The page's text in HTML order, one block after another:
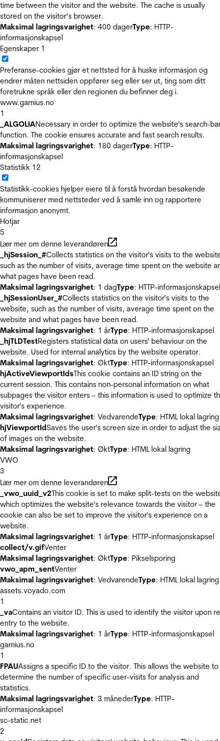
time between the visitor and the website. The cache is usually
stored on the visitor’s browser.
Maksimal lagringsvarighet: 400 dagerType: HTTP-
informasjonskapsel
Egenskaper 1
Preferanse-cookies gjør et nettsted for å huske informasjon og
endrer måten nettsiden oppfører seg eller ser ut, ting som ditt
foretrukne språk eller den regionen du befinner deg i.
www.garnius.no
1
_ALGOLIANecessary in order to optimize the website's search-
function. The cookie ensures accurate and fast search results.
Maksimal lagringsvarighet: 180 dagerType: HTTP-
informasjonskapsel
Statistikk 12
Statistikk-cookies hjelper eiere til å forstå hvordan besøkende
kommuniserer med nettsteder ved å samle inn og rapportere
informasjon anonymt.
Hotjar
5
Lær mer om denne leverandøren
_hjSession_#Collects statistics on the visitor's visits to the
such as the number of visits, average time spent on the website
what pages have been read.
Maksimal lagringsvarighet: 1 dagType: HTTP-informasjonskapsel
_hjSessionUser_#Collects statistics on the visitor's visits to the
website, such as the number of visits, average time spent on the
website and what pages have been read.
Maksimal lagringsvarighet: 1 årType: HTTP-informasjonskapsel
_hjTLDTestRegisters statistical data on users' behaviour on the
website. Used for internal analytics by the website operator.
Maksimal lagringsvarighet: ØktType: HTTP-informasjonskapsel
hjActiveViewportIdsThis cookie contains an ID string on the
current session. This contains non-personal information on what
subpages the visitor enters – this information is used to optimize
visitor's experience.
Maksimal lagringsvarighet: VedvarendeType: HTML lokal lagring
hjViewportIdSaves the user's screen size in order to adjust the
of images on the website.
Maksimal lagringsvarighet: ØktType: HTML lokal lagring
VWO
3
Lær mer om denne leverandøren
_vwo_uuid_v2This cookie is set to make split-tests on the
which optimizes the website's relevance towards the visitor – the
cookie can also be set to improve the visitor's experience on a
website.
Maksimal lagringsvarighet: 1 årType: HTTP-informasjonskapsel
collect/v.gifVenter
Maksimal lagringsvarighet: ØktType: Pikselsporing
vwo_apm_sentVenter
Maksimal lagringsvarighet: VedvarendeType: HTML lokal lagring
assets.voyado.com
1
_vaContains an visitor ID. This is used to identify the visitor upon
entry to the website.
Maksimal lagringsvarighet: 1 årType: HTTP-informasjonskapsel
garnius.no
1
FPAUAssigns a specific ID to the visitor. This allows the website to
determine the number of specific user-visits for analysis and
statistics.
Maksimal lagringsvarighet: 3 månederType: HTTP-
informasjonskapsel
sc-static.net
2